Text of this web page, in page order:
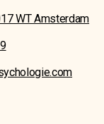
WT Amsterdam